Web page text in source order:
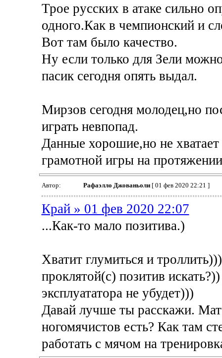
Трое русских в атаке сильно
одного.Как в чемпионский и
Вот там было качество.
Ну если только для Зели
пасик сегодня опять выдал.
Мирзов сегодня молодец,но
играть невпопад.
Данные хорошие,но не
грамотной игры на
Автор: Рафаэлло Джованьоли[ 01 фев 2020 22:21 ]
Край » 01 фев 2020 22:07
...Как-то мало позитива.)
Хватит глумиться и
проклятой(с) позитив
эксплуататора не убудет)))
Давай лучше ты расскажи.
ногомячистов есть? Как там
работать с мячом на